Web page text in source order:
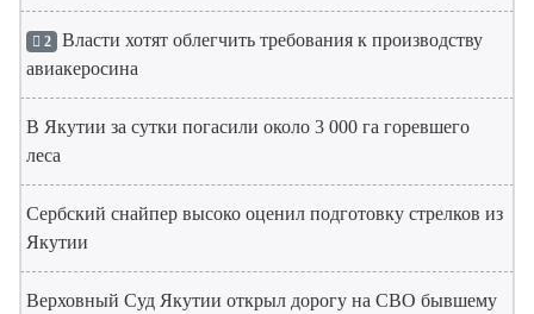
2 Власти хотят облегчить требования к производству
авиакеросина
В Якутии за сутки погасили около 3 000 га горевшего
леса
Сербский снайпер высоко оценил подготовку стрелков из
Якутии
Верховный Суд Якутии открыл дорогу на СВО бывшему